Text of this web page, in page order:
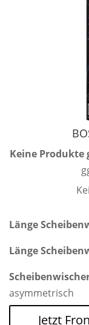
Keine Produkte
Länge
Länge
asymmetrisch
Jetzt